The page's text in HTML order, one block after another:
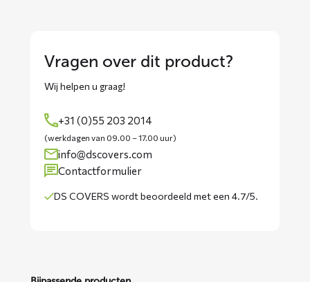
Vragen over dit product?
Wij helpen u graag!
+31 (0)55 203 2014
(werkdagen van 09.00 – 17.00 uur)
info@dscovers.com
Contactformulier
DS COVERS wordtbeoordeeld met een 4.7/5.